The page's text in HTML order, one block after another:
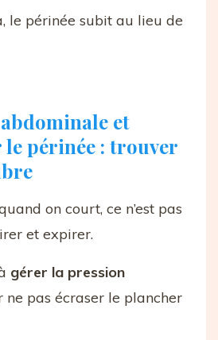
le périnée subit au lieu de
et
périnée : trouver
on court, ce n’est pas
et expirer.
gérer la pression
ne pas écraser le plancher